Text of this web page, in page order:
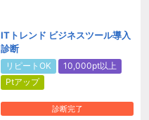
ITトレンド ビジネスツール導入
診断
リピートOK
10,000pt以上
Ptアップ
診断完了